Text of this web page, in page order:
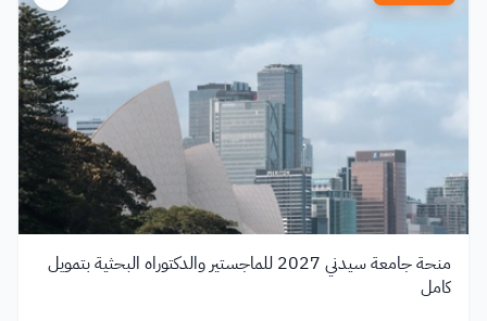
منحة جامعة سيدني 2027 للماجستير والدكتوراه البحثية بتمويل
كامل